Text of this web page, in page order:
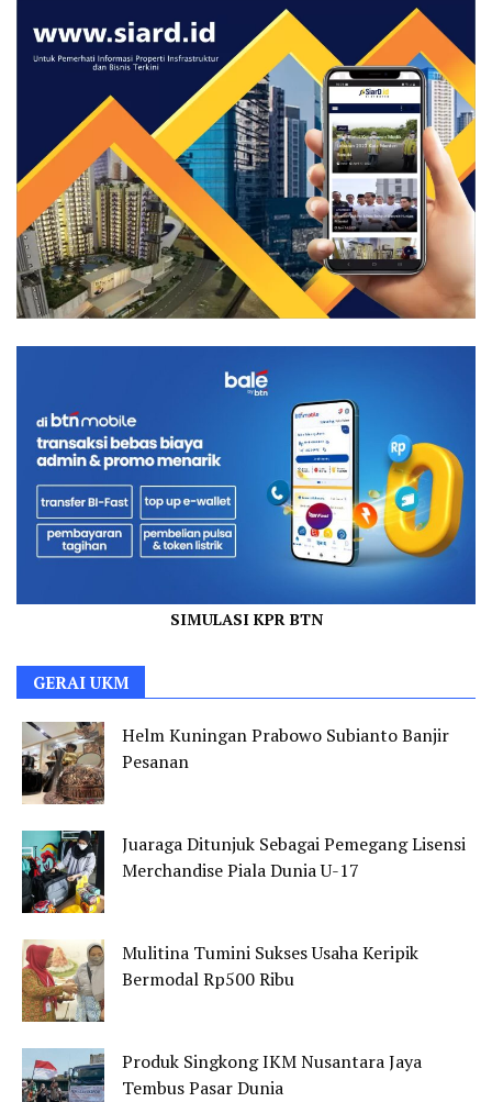
SIMULASI KPR BTN
GERAI UKM
Helm Kuningan Prabowo Subianto Banjir
Pesanan
Juaraga Ditunjuk Sebagai Pemegang Lisensi
Merchandise Piala Dunia U-17
Mulitina Tumini Sukses Usaha Keripik
Bermodal Rp500 Ribu
Produk Singkong IKM Nusantara Jaya
Tembus Pasar Dunia